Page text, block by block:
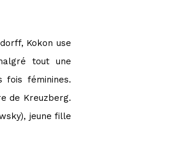
Kokon use
tout une
fois féminines.
de Kreuzberg.
jeune fille